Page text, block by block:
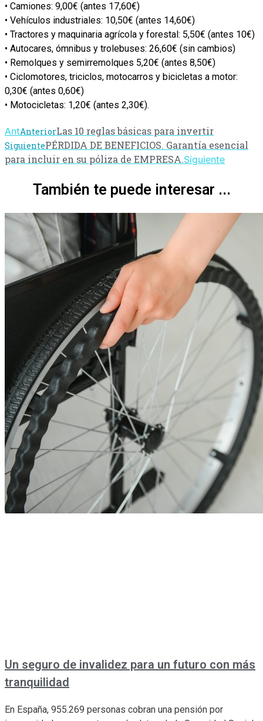
• Camiones: 9,00€ (antes 17,60€)
• Vehículos industriales: 10,50€ (antes 14,60€)
• Tractores y maquinaria agrícola y forestal: 5,50€ (antes 10€)
• Autocares, ómnibus y trolebuses: 26,60€ (sin cambios)
• Remolques y semirremolques 5,20€ (antes 8,50€)
• Ciclomotores, triciclos, motocarros y bicicletas a motor:
0,30€ (antes 0,60€)
• Motocicletas: 1,20€ (antes 2,30€).
AntAnteriorLas 10 reglas básicas para invertir
SiguientePÉRDIDA DE BENEFICIOS. Garantía esencial
para incluir en su póliza de EMPRESA.Siguiente
También te puede interesar ...
Un seguro de invalidez para un futuro con más
tranquilidad
En España, 955.269 personas cobran una pensión por